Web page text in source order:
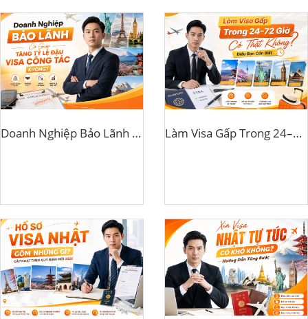
Doanh Nghiệp Bảo Lãnh Có Giúp Tăng Tỷ Lệ Đậu Visa Công Tác Không? Làm Visa Gấp Trong 24–72 Giờ Có Thật Không? Điều Bạn Cần Biết